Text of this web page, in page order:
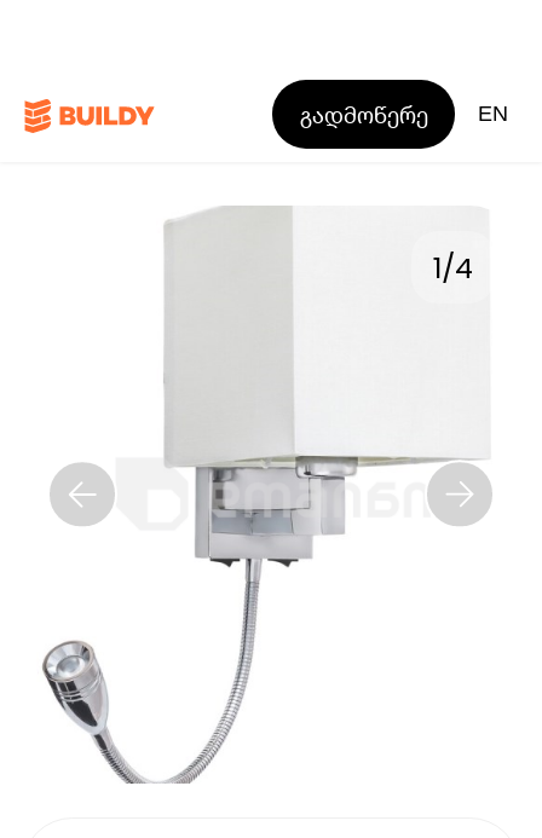
გადმოწერე EN
1/4